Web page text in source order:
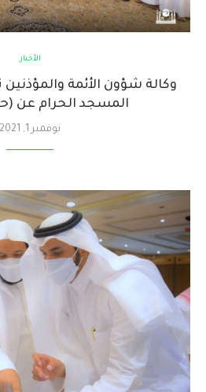
الأخبار
وكالة شؤون الأئمة
المسجد الحرام عن
نوفمبر 1, 2021